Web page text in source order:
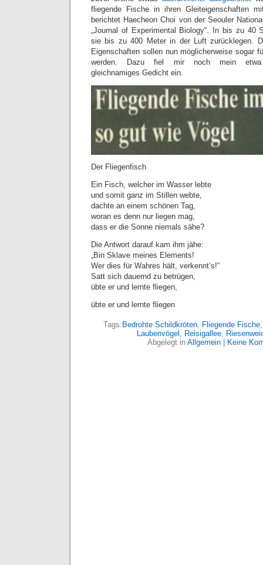
fliegende Fische in ihren Gleiteigenschaften
berichtet Haecheon Choi von der Seouler
„Journal of Experimental Biology“. In bis zu 40
sie bis zu 400 Meter in der Luft zurücklegen.
Eigenschaften sollen nun möglicherweise sogar
werden. Dazu fiel mir noch mein
gleichnamiges Gedicht ein.
Der Fliegenfisch
Ein Fisch, welcher im Wasser lebte
und somit ganz im Stillen webte,
dachte an einem schönen Tag,
woran es denn nur liegen mag,
dass er die Sonne niemals sähe?
Die Antwort darauf kam ihm jähe:
„Bin Sklave meines Elements!
Wer dies für Wahres hält, verkennt’s!“
Satt sich dauernd zu betrügen,
übte er und lernte fliegen,
übte er und lernte fliegen
Tags:Bedrohte Schildkröten Fliegende Fische
Laubenvögel
Reisigallee,
Abgelegt in Allgemein | Keine